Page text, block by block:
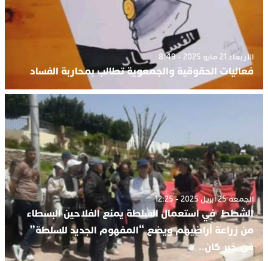
الأربعاء 21 مايو 2025 - 8:49
فعاليات الحقوقية والجمعوية تطالب بمحاربة الفساد
الجمعة 25 أبريل 2025 - 12:25
الشطط في استعمال السلطة يمنع الفلاحين البسطاء
من زراعة أراضيهم ويضع “المفهوم الجديد للسلطة”
في خبر كان..